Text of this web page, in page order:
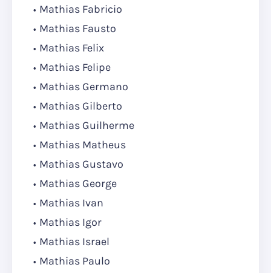
Mathias Fabricio
Mathias Fausto
Mathias Felix
Mathias Felipe
Mathias Germano
Mathias Gilberto
Mathias Guilherme
Mathias Matheus
Mathias Gustavo
Mathias George
Mathias Ivan
Mathias Igor
Mathias Israel
Mathias Paulo